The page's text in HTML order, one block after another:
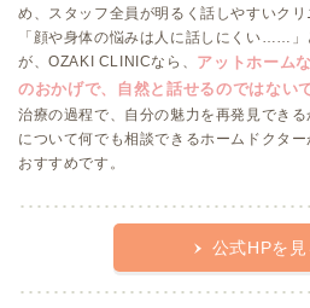
め、スタッフ全員が明るく話しやすいクリ
「顔や身体の悩みは人に話しにくい……
が、OZAKI CLINICなら、 アットホーム
のおかげで、自然と話せるのではない
治療の過程で、自分の魅力を再発見でき
について何でも相談できるホームドクタ
おすすめです。
公式HPを見